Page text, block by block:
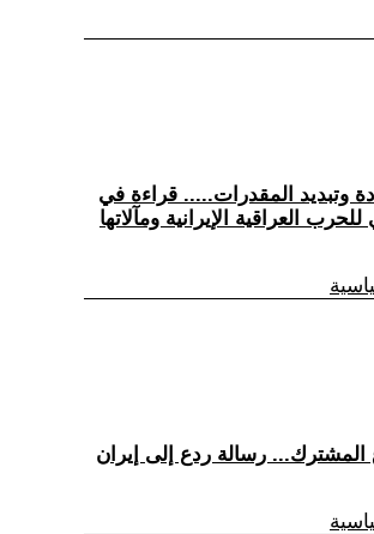
وتبديد المقدرات..... قراءة في
العراقية الإيرانية ومآلاتها